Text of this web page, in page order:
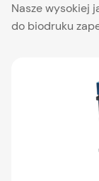
Nasze wysokiej
do biodruku